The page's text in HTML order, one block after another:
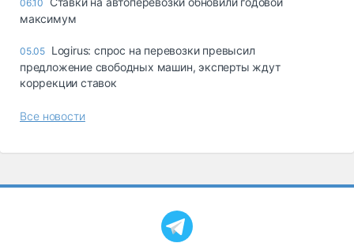
Склады и
грузовые
Автосервис,
Топливо, масла и
автохимия
06.10
максимум
05.05 Logirus: спрос на перевозки превысил
предложение свободных машин, эксперты ждут
коррекции ставок
Все новости